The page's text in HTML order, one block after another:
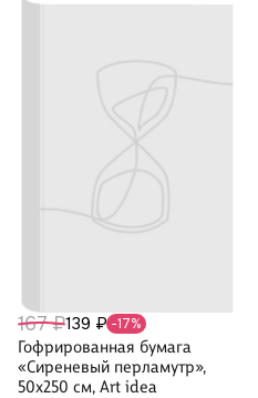
167 ₽139 ₽ -17%
Гофрированная бумага
«Сиреневый перламутр»,
50х250 см, Art idea